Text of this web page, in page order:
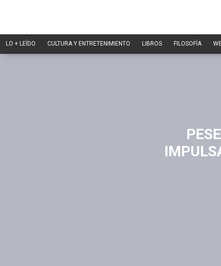
LO + LEÍDO CULTURA Y ENTRETENIMIENTO LIBROS FILOSOFÍA